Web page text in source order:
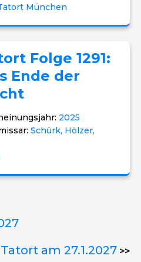
München
Folge 1291:
Ende der
2025
Schürk, Hölzer,
Tatort am 27.1.2027 >>